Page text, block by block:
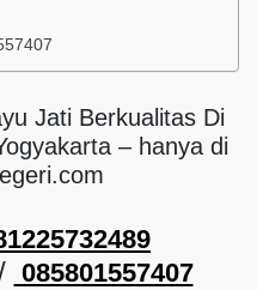
Jati Berkualitas Di
– hanya di
085801557407